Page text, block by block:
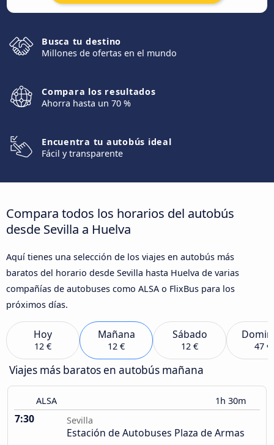
Busca tu destino
Millones de ofertas en el mundo
Compara los resultados
Ahorra hasta un 70 %
Encuentra tu autobús ideal
Fácil y transparente
Compara todos los horarios del autobús
desde Sevilla a Huelva
Aquí tienes una selección de los viajes en autobús más
baratos del horario desde Sevilla hasta Huelva de varias
compañías de autobuses como ALSA o FlixBus para los
próximos días.
Hoy
12 €
Mañana
12 €
Sábado
12 € 47 €
Viajes más baratos en autobús mañana
ALSA 1h 30m
7:30 Sevilla
Estación de Autobuses Plaza de Armas